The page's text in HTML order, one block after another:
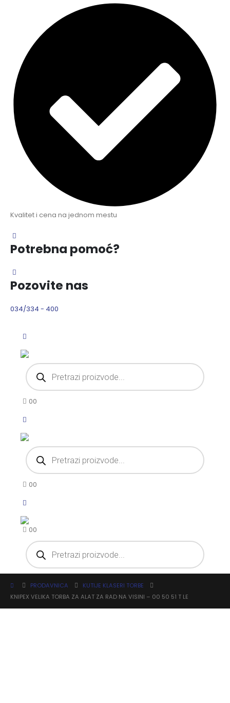
Kvalitet i cena na jednom mestu
Potrebna pomoć?
Pozovite nas
034/334 - 400
Products
search
00
Products
search
00
00
Products
search
PRODAVNICA
KUTIJE KLASERI TORBE
KNIPEX VELIKA TORBA ZA ALAT ZA RAD NA VISINI – 00 50 51 T LE